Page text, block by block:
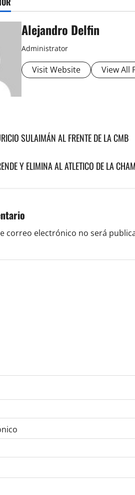
Alejandro Delfin
Administrator
Visit Website View All
SULAIMÁN AL FRENTE DE LA CMB
Y ELIMINA AL ATLETICO DE LA
correo electrónico no será